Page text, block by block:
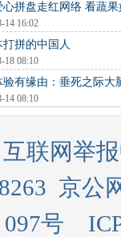
心拼盘走红网络 看蔬
14 16:02
打拼的中国人
18 08:10
验有缘由：垂死之际大
14 08:10
互联网举
京公
097号